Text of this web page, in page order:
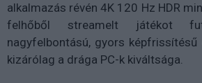
alkalmazás révén 4K 120 Hz HDR
felhőből streamelt játékot
nagyfelbontású, gyors
kizárólag a drága PC-k kiváltsága.